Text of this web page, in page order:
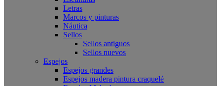
Letras
Marcos y pinturas
Náutica
Sellos
Sellos antiguos
Sellos nuevos
Espejos
Espejos grandes
Espejos madera pintura craquelé